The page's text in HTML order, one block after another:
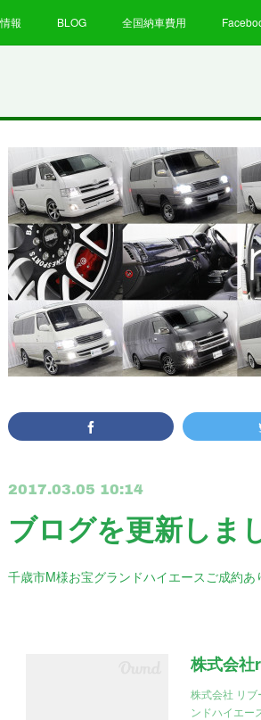
報 BLOG 全国納車費用
2017.03.05 10:14
ブログを更新しま
千歳市M様お宝グランドハイエースご成約あ
株式会
株式会社 リ
ンドハイエー